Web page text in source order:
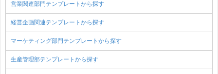
営業関連部門テンプレートから探す
経営企画関連テンプレートから探す
マーケティング部門テンプレートから探す
生産管理部テンプレートから探す